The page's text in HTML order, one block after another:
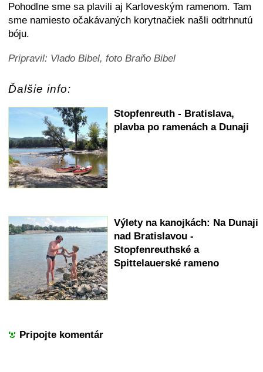
Pohodlne sme sa plavili aj Karloveským ramenom. Tam
sme namiesto očakávaných korytnačiek našli odtrhnutú
bóju.
Pripravil: Vlado Bibel, foto Braňo Bibel
Ďalšie info:
Stopfenreuth - Bratislava,
plavba po ramenách a Dunaji
Výlety na kanojkách: Na Dunaji
nad Bratislavou -
Stopfenreuthské a
Spittelauerské rameno
Pripojte komentár